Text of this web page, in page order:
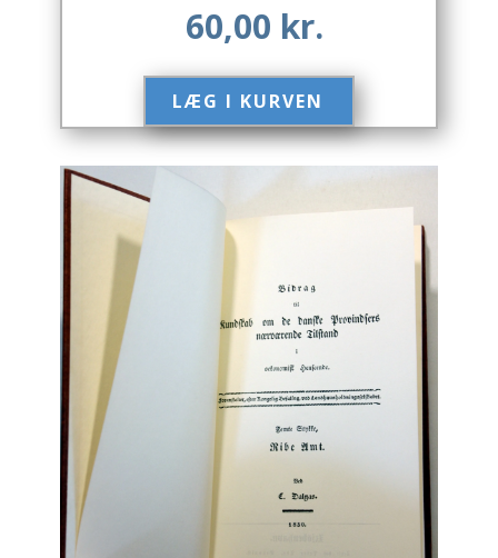
Drikkevare / Øl / Vin
Europa
Fantasy / Sciencefiction
Filosofi
Håndarbejde
Håndværk
Historie
60,00 kr.
LÆG I KURVEN​